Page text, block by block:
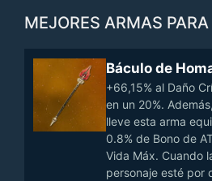
MEJORES ARMAS
Báculo de
+66,15% al Daño
en un 20%.
lleve esta arma
0.8% de Bono de
Vida Máx. Cuando
personaje esté por